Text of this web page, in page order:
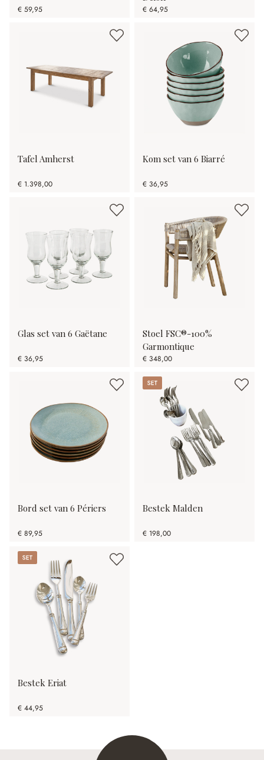
€ 59,95 € 64,95
Tafel Amherst
€ 1.398,00
Kom set van 6 Biarré
€ 36,95
Glas set van 6 Gaëtane
€ 36,95
Stoel FSC®-100%
Garmontique
€ 348,00
Bord set van 6 Périers
€ 89,95
Set
Bestek Malden
€ 198,00
Set
Bestek Eriat
€ 44,95